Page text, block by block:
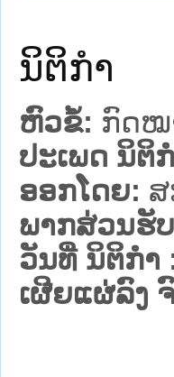
ນິຕິກໍາ
ຫົວຂໍ້: ກົດ​ໝ
ປະເພດ ນິຕິ
ອອກໂດຍ:
ພາກສ່ວນຮັ
ວັນທີ່ ນິຕິກໍາ
ເຜີຍແຜ່ລົງ